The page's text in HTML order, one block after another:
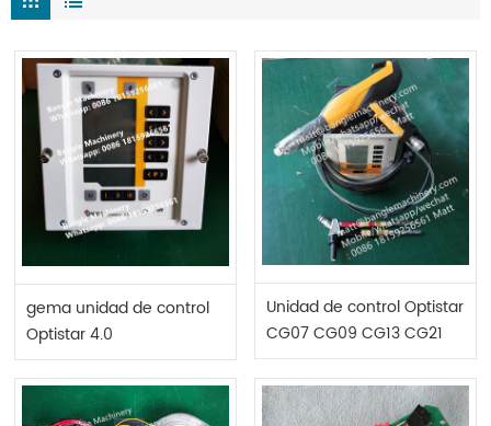
gema unidad de control
Optistar 4.0
Unidad de control Optistar
CG07 CG09 CG13 CG21
para máquina de
recubrimiento en polvo
gema